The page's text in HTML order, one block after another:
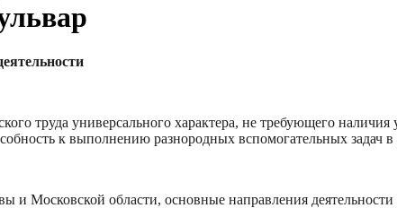
труда универсального характера, не требующего
к выполнению разнородных вспомогательных задач в
и Московской области, основные направления